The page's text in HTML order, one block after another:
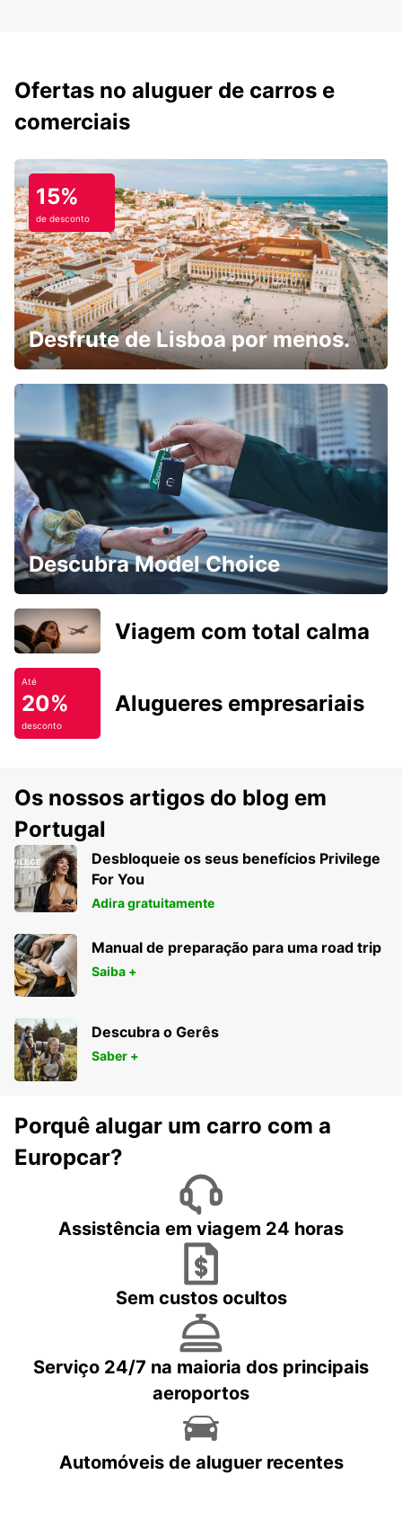
Ofertas no aluguer de carros e
comerciais
15%
de desconto
Desfrute de Lisboa por menos.
Descubra Model Choice
Viagem com total calma
Até
20%
desconto
Alugueres empresariais
Os nossos artigos do blog em
Portugal
Desbloqueie os seus benefícios Privilege
For You
Adira gratuitamente
Manual de preparação para uma road trip
Saiba +
Descubra o Gerês
Saber +
Porquê alugar um carro com a
Europcar?
Assistência em viagem 24 horas
Sem custos ocultos
Serviço 24/7 na maioria dos principais
aeroportos
Automóveis de aluguer recentes